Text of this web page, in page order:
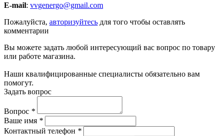
E-mail: vvgenergo@gmail.com
Пожалуйста, авторизуйтесь для того чтобы оставлять
комментарии
Вы можете задать любой интересующий вас вопрос по товару
или работе магазина.
Наши квалифицированные специалисты обязательно вам
помогут.
Задать вопрос
Вопрос *
Ваше имя *
Контактный телефон *